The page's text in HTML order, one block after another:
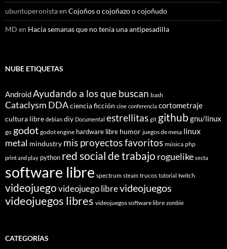
ubuntuperonistaen Cojoños o cojoñazo o cojoñudo
MD en Hacía semanas que no tenía una antipesadilla
NUBE ETIQUETAS
AndroidAyudando a los que buscan bash
Cataclysm DDAciencia ficción cine conferencia cortometraje
cultura libre debian diy Documental estrellitas git github gnu/linux
go godot godot engine hardware libre humor juegos de mesa linux
metal mindustry mis proyectos favoritos música php
print and play python red social de trabajo roguelike secta
software libre spectrum steam trucos tutorial twitch
videojuegovideojuego librevideojuegos
videojuegos libres videojuegos software libre zombie
CATEGORÍAS